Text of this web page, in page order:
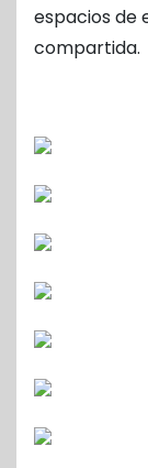
espacios de
compartida.